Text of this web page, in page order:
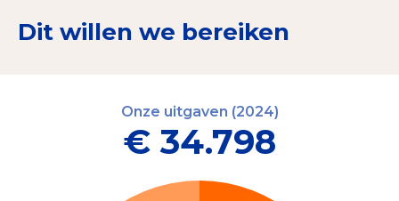
Dit willen we bereiken
Onze uitgaven (2024)
€ 34.798